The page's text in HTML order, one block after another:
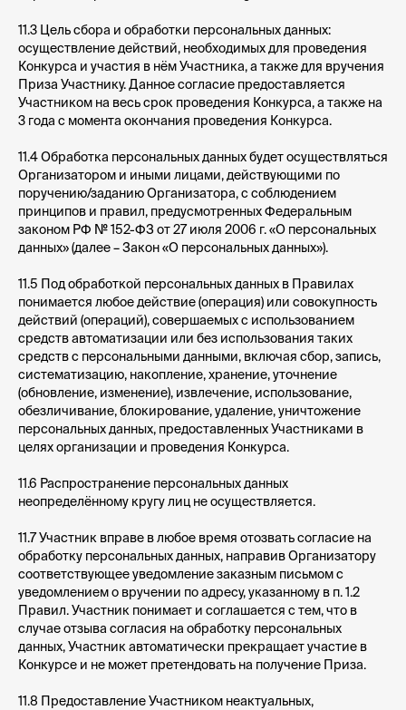
11.3 Цель сбора и обработки персональных данных:
осуществление действий, необходимых для проведения
Конкурса и участия в нём Участника, а также для вручения
Приза Участнику. Данное согласие предоставляется
Участником на весь срок проведения Конкурса, а также на
3 года с момента окончания проведения Конкурса.
11.4 Обработка персональных данных будет осуществляться
Организатором и иными лицами, действующими по
поручению/заданию Организатора, с соблюдением
принципов и правил, предусмотренных Федеральным
законом РФ № 152-ФЗ от 27 июля 2006 г. «О персональных
данных» (далее – Закон «О персональных данных»).
11.5 Под обработкой персональных данных в Правилах
понимается любое действие (операция) или совокупность
действий (операций), совершаемых с использованием
средств автоматизации или без использования таких
средств с персональными данными, включая сбор, запись,
систематизацию, накопление, хранение, уточнение
(обновление, изменение), извлечение, использование,
обезличивание, блокирование, удаление, уничтожение
персональных данных, предоставленных Участниками в
целях организации и проведения Конкурса.
11.6 Распространение персональных данных
неопределённому кругу лиц не осуществляется.
11.7 Участник вправе в любое время отозвать согласие на
обработку персональных данных, направив Организатору
соответствующее уведомление заказным письмом с
уведомлением о вручении по адресу, указанному в п. 1.2
Правил. Участник понимает и соглашается с тем, что в
случае отзыва согласия на обработку персональных
данных, Участник автоматически прекращает участие в
Конкурсе и не может претендовать на получение Приза.
11.8 Предоставление Участником неактуальных,